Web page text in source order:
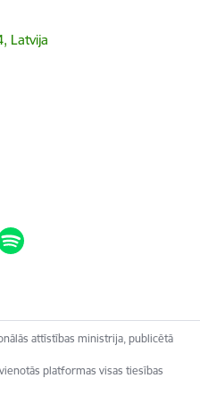
Latvija
attīstības ministrija, publicētā
platformas visas tiesības